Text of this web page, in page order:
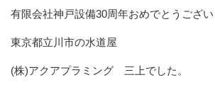
有限会社神戸設備30周年おめでとうござい
東京都立川市の水道屋
(株)アクアプラミング 三上でした。